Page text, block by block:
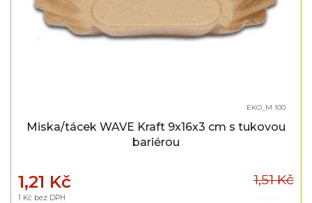
EKO_M 100
Miska/tácek WAVE Kraft 9x16x3 cm s tukovou
bariérou
1,51 Kč
1,21 Kč
1 Kč bez DPH